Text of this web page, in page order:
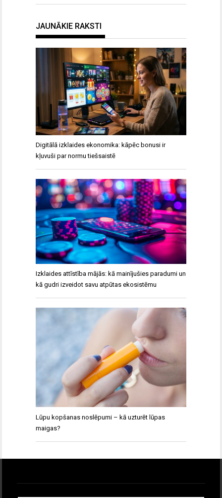
JAUNĀKIE RAKSTI
Digitālā izklaides ekonomika: kāpēc bonusi ir
kļuvuši par normu tiešsaistē
Izklaides attīstība mājās: kā mainījušies paradumi un
kā gudri izveidot savu atpūtas ekosistēmu
Lūpu kopšanas noslēpumi – kā uzturēt lūpas
maigas?